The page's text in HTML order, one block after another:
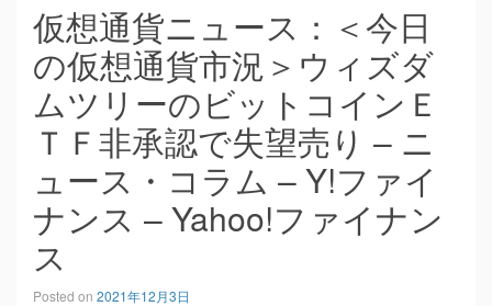
仮想通貨ニュース：＜今日
の仮想通貨市況＞ウィズダ
ムツリーのビットコインＥ
ＴＦ非承認で失望売り – ニ
ュース・コラム – Y!ファイ
ナンス – Yahoo!ファイナン
ス
Posted on 2021年12月3日